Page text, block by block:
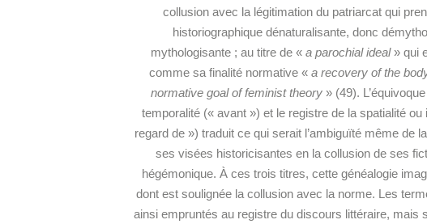
collusion avec la légitimation du patriarcat qui
historiographique dénaturalisante, donc
mythologisante ; au titre de « a parochial ideal» qui
comme sa finalité normative « a recovery of the
normative goal of feminist theory» (49).
temporalité (« avant ») et le registre de la spatialité
regard de ») traduit ce qui serait l’ambiguïté même de
ses visées historicisantes en la collusion de ses
hégémonique. À ces trois titres, cette généalogie
dont est soulignée la collusion avec la norme. Les
ainsi empruntés au registre du discours littéraire, mais